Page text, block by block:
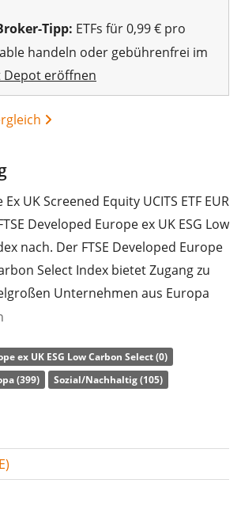
Tipp: ETFs für 0,99 € pro
handeln oder gebührenfrei im
Depot eröffnen
UK Screened Equity UCITS ETF EUR
Developed Europe ex UK ESG Low
nach. Der FTSE Developed Europe
Select Index bietet Zugang zu
Unternehmen aus Europa
Der Index strebt bei der
und des Verbrauchs von
um jeweils 50 Prozent sowie ein
ESG-Rating (Umwelt,
im Vergleich zum
Developed Europe Index) an.
Bereiche und Unternehmen: Waffen,
Kernkraft, Verstöße gegen den
ex UK ESG Low Carbon Select (0)
(399)
Sozial/Nachhaltig (105)